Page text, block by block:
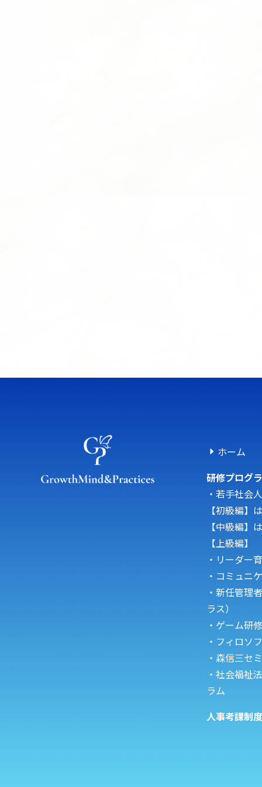
ホーム
研修プログ
・若手社会
【初級編】
【中級編】
【上級編】
・リーダー
・コミュニ
・新任管理
ラス）
・ ゲーム研修
・フィロソ
・森信三セ
・ 社会福祉
ラム
人事考課制